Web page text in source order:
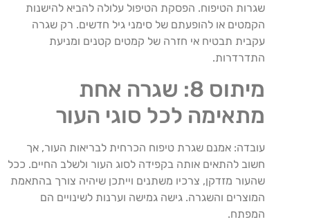
שגרות הטיפוח. הפסקת הטיפול עלולה להביא להישנות
הקמטים או להופעתם של סימני גיל חדשים. רק שגרה
עקבית תבטיח אי חזרה של קמטים קטנים ומניעת
התדרדרות.
מיתוס 8: שגרה אחת
מתאימה לכל סוגי העור
עובדה: אמנם שגרת טיפוח הכרחית לבריאות העור, אך
חשוב להתאים אותה בקפידה לסוג העור ולשלב החיים. ככל
שהעור מזדקן, צרכיו משתנים וייתכן שיהיה צורך בהתאמת
המוצרים והשגרה. גישה גמישה וערנות לשינויים הם
המפתח.